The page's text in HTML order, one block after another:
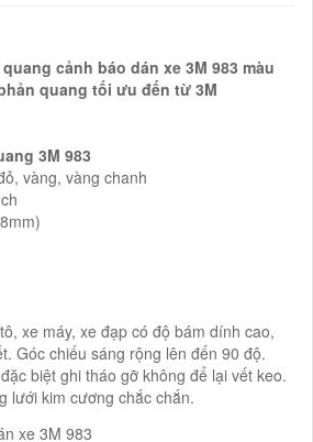
cảnh báo dán xe 3M 983 màu
quang tối ưu đến từ 3M
3M 983
vàng, vàng chanh
xe máy, xe đạp có độ bám dính cao,
Góc chiếu sáng rộng lên đến 90 độ.
biệt ghi tháo gỡ không để lại vết keo.
lưới kim cương chắc chắn.